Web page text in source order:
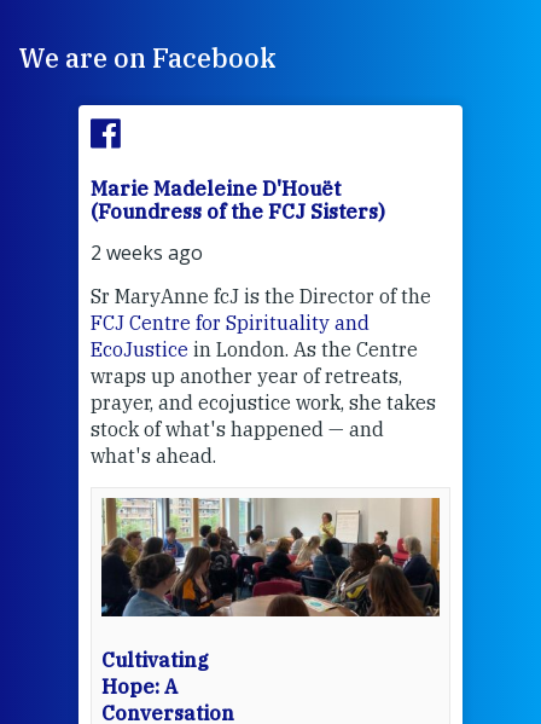
We are on Facebook
Marie Madeleine D'Houët
(Foundress of the FCJ Sisters)
2 weeks ago
Sr MaryAnne fcJ is the Director of the
FCJ Centre for Spirituality and
EcoJustice in London. As the Centre
wraps up another year of retreats,
prayer, and ecojustice work, she takes
stock of what's happened — and
what's ahead.
Cultivating
Hope: A
Conversation